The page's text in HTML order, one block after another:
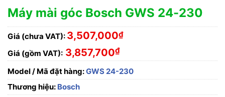
Máy mài góc Bosch GWS 24-230
Giá (chưa VAT): 3,507,000₫
Giá (gồm VAT): 3,857,700₫
Model / Mã đặt hàng:GWS 24-230
Thương hiệu: Bosch